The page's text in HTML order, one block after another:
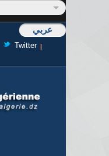
عربي
Twitter